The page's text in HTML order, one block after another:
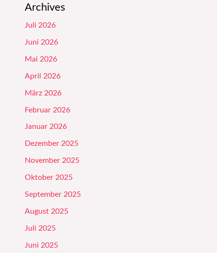
Archives
Juli 2026
Juni 2026
Mai 2026
April 2026
März 2026
Februar 2026
Januar 2026
Dezember 2025
November 2025
Oktober 2025
September 2025
August 2025
Juli 2025
Juni 2025